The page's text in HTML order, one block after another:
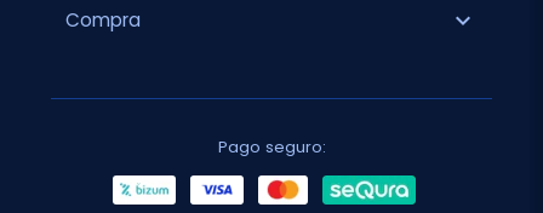
Compra expand_more
Pago seguro: